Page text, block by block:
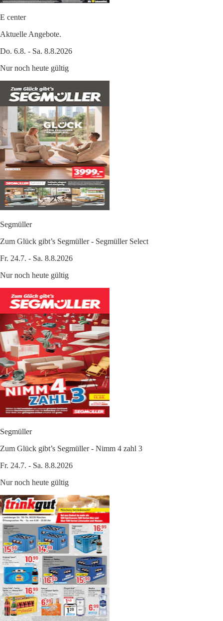
E center
Aktuelle Angebote.
Do. 6.8. - Sa. 8.8.2026
Nur noch heute gültig
Segmüller
Zum Glück gibt’s Segmüller - Segmüller Select
Fr. 24.7. - Sa. 8.8.2026
Nur noch heute gültig
Segmüller
Zum Glück gibt’s Segmüller - Nimm 4 zahl 3
Fr. 24.7. - Sa. 8.8.2026
Nur noch heute gültig